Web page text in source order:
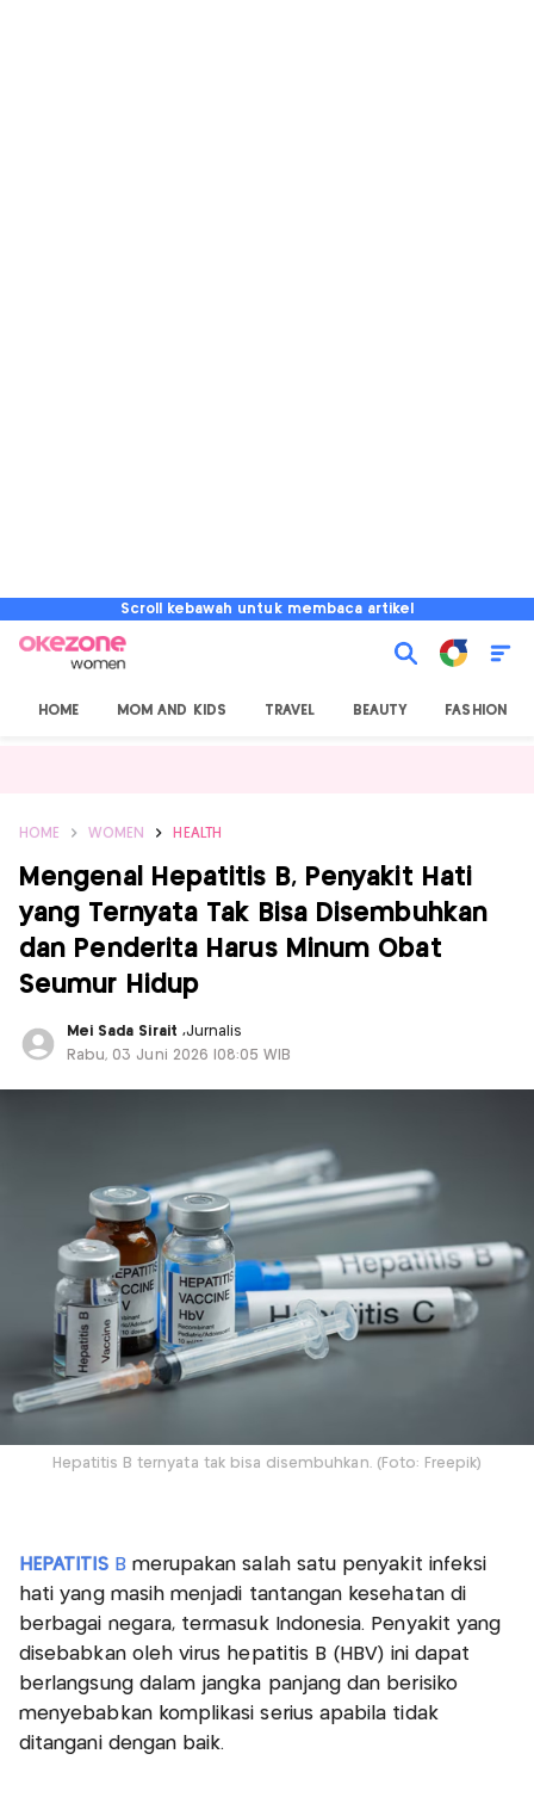
Scroll kebawah untuk membaca artikel
HOME MOM AND KIDS TRAVEL BEAUTY FASHION
HOME WOMEN HEALTH
Mengenal Hepatitis B, Penyakit Hati
yang Ternyata Tak Bisa Disembuhkan
dan Penderita Harus Minum Obat
Seumur Hidup
Mei Sada Sirait ,Jurnalis
Rabu, 03 Juni 2026 |08:05 WIB
Hepatitis B ternyata tak bisa disembuhkan. (Foto: Freepik)
HEPATITIS Bmerupakan salah satu penyakit infeksi
hati yang masih menjadi tantangan kesehatan di
berbagai negara, termasuk Indonesia. Penyakit yang
disebabkan oleh virus hepatitis B (HBV) ini dapat
berlangsung dalam jangka panjang dan berisiko
menyebabkan komplikasi serius apabila tidak
ditangani dengan baik.